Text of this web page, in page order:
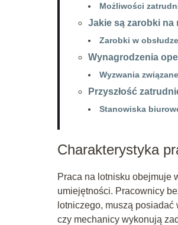
Możliwości
Jakie są zarobki
Zarobki w
Wynagrodzenia
Wyzwania
Przyszłość
Stanowiska
Charakterystyka
Praca na lotnisku obejmuje
umiejętności. Pracownicy
lotniczego, muszą
czy mechanicy wykonują